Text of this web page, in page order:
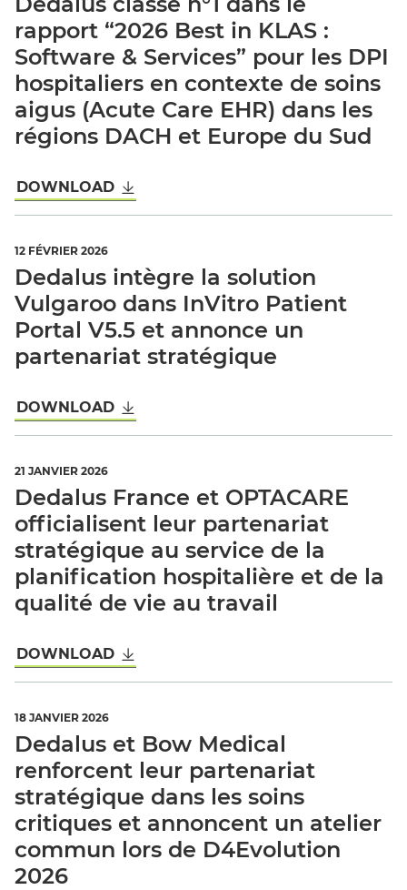
rapport “2026 Best in KLAS :
Software & Services” pour les DPI
hospitaliers en contexte de soins
aigus (Acute Care EHR) dans les
régions DACH et Europe du Sud
DOWNLOAD
12 FÉVRIER 2026
Dedalus intègre la solution
Vulgaroo dans InVitro Patient
Portal V5.5 et annonce un
partenariat stratégique
DOWNLOAD
21 JANVIER 2026
Dedalus France et OPTACARE
officialisent leur partenariat
stratégique au service de la
planification hospitalière et de la
qualité de vie au travail
DOWNLOAD
18 JANVIER 2026
Dedalus et Bow Medical
renforcent leur partenariat
stratégique dans les soins
critiques et annoncent un atelier
commun lors de D4Evolution
2026